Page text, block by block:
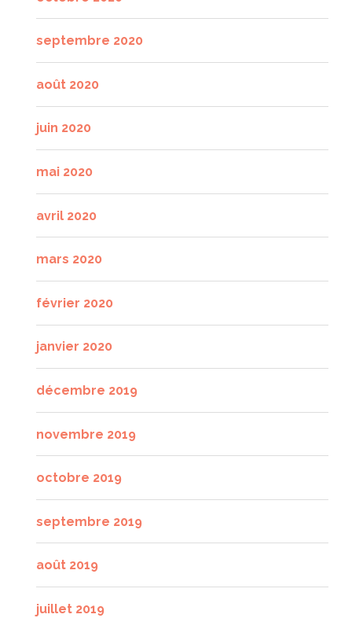
septembre 2020
août 2020
juin 2020
mai 2020
avril 2020
mars 2020
février 2020
janvier 2020
décembre 2019
novembre 2019
octobre 2019
septembre 2019
août 2019
juillet 2019